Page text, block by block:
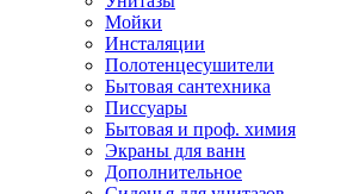
Мойки
Инсталяции
Полотенцесушители
Бытовая сантехника
Писсуары
Бытовая и проф. химия
Экраны для ванн
Дополнительное